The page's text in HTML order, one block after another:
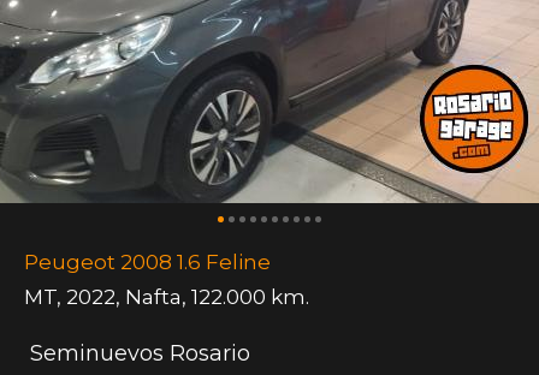
Peugeot 2008 1.6 Feline
MT, 2022, Nafta, 122.000 km.
Seminuevos Rosario